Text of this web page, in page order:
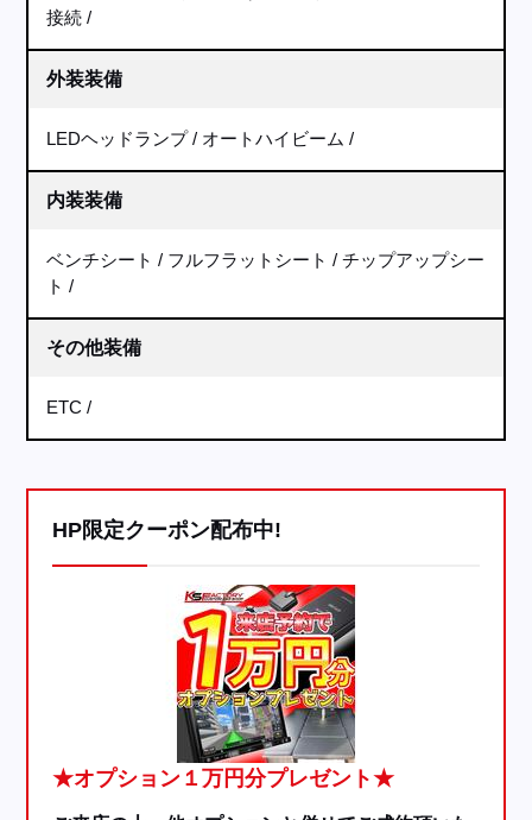
接続
外装装備
LEDヘッドランプ オートハイビーム
内装装備
ベンチシート フルフラットシート
チップアップシー
ト
その他装備
ETC
HP限定クーポン配布中!
★オプション１万円分プレゼント★